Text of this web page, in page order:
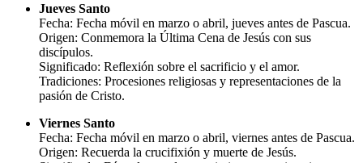
Jueves Santo
Fecha: Fecha móvil en marzo o abril, jueves antes de Pascua.
Origen: Conmemora la Última Cena de Jesús con sus
discípulos.
Significado: Reflexión sobre el sacrificio y el amor.
Tradiciones: Procesiones religiosas y representaciones de la
pasión de Cristo.
Viernes Santo
Fecha: Fecha móvil en marzo o abril, viernes antes de Pascua.
Origen: Recuerda la crucifixión y muerte de Jesús.